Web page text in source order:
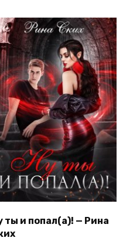
ты и попал(а)! — Рина